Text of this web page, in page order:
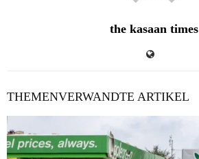
the kasaan times
THEMENVERWANDTE ARTIKEL